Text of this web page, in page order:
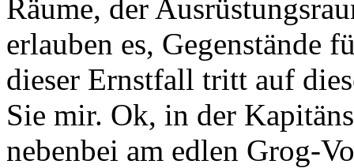
Räume, der
erlauben es, Gegenstände
dieser Ernstfall tritt auf
Sie mir. Ok, in der
nebenbei am edlen Grog-